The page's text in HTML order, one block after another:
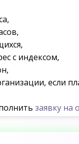
с индексом,
если
заявку на